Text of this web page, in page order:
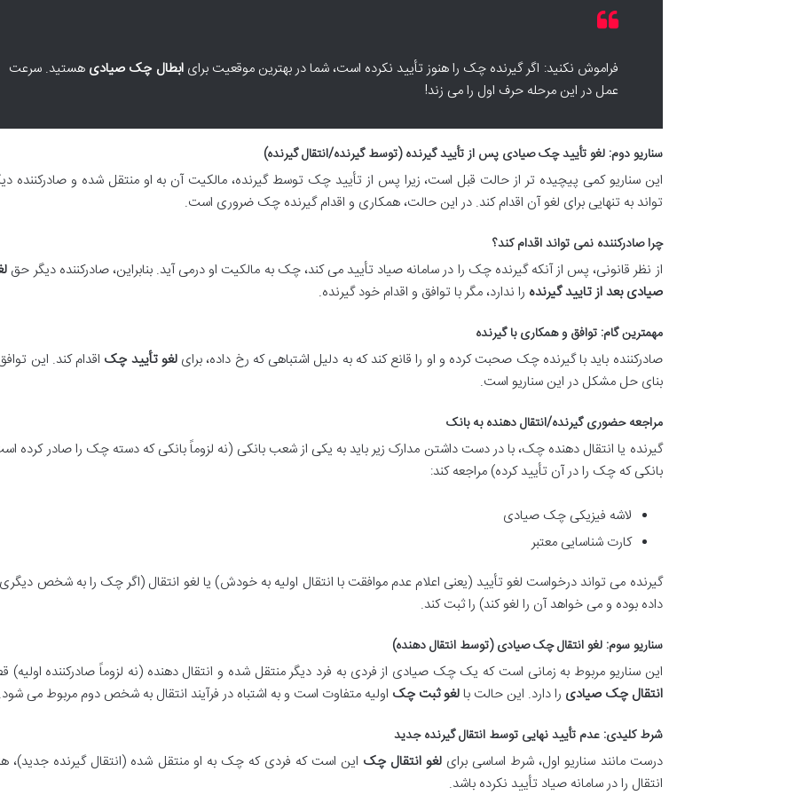
فراموش نکنید: اگر گیرنده چک را هنوز تأیید نکرده است، شما در بهترین موقعیت برایابطال چک صیادی هستید. سرعت
عمل در این مرحله حرف اول را می زند!
سناریو دوم: لغو تأیید چک صیادی پس از تأیید گیرنده (توسط گیرنده/انتقال گیرنده)
این سناریو کمی پیچیده تر از حالت قبل است، زیرا پس از تأیید چک توسط گیرنده، مالکیت آن به او منتقل شده و صادرکننده
تواند به تنهایی برای لغو آن اقدام کند. در این حالت، همکاری و اقدام گیرنده چک ضروری است.
چرا صادرکننده نمی تواند اقدام کند؟
از نظر قانونی، پس از آنکه گیرنده چک را در سامانه صیاد تأیید می کند، چک به مالکیت او درمی آید. بنابراین، صادرکننده دیگر حق
صیادی بعد از تایید گیرنده را ندارد، مگر با توافق و اقدام خود گیرنده.
مهمترین گام: توافق و همکاری با گیرنده
صادرکننده باید با گیرنده چک صحبت کرده و او را قانع کند که به دلیل اشتباهی که رخ داده، برایلغو تأیید چک اقدام کند. این
بنای حل مشکل در این سناریو است.
مراجعه حضوری گیرنده/انتقال دهنده به بانک
گیرنده یا انتقال دهنده چک، با در دست داشتن مدارک زیر باید به یکی از شعب بانکی (نه لزوماً بانکی که دسته چک را صادر کرده
بانکی که چک را در آن تأیید کرده) مراجعه کند:
لاشه فیزیکی چک صیادی
کارت شناسایی معتبر
گیرنده می تواند درخواست لغو تأیید (یعنی اعلام عدم موافقت با انتقال اولیه به خودش) یا لغو انتقال (اگر چک را به شخص دیگری
داده بوده و می خواهد آن را لغو کند) را ثبت کند.
سناریو سوم: لغو انتقال چک صیادی (توسط انتقال دهنده)
این سناریو مربوط به زمانی است که یک چک صیادی از فردی به فرد دیگر منتقل شده و انتقال دهنده (نه لزوماً صادرکننده اولیه)
انتقال چک صیادی را دارد. این حالت بالغو ثبت چک اولیه متفاوت است و به اشتباه در فرآیند انتقال به شخص دوم مربوط می شود.
شرط کلیدی: عدم تأیید نهایی توسط انتقال گیرنده جدید
درست مانند سناریو اول، شرط اساسی برای لغو انتقال چک این است که فردی که چک به او منتقل شده (انتقال گیرنده جدید)،
انتقال را در سامانه صیاد تأیید نکرده باشد.